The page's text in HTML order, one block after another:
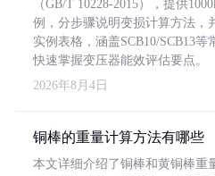
（GB/T 10228-2015），提供
例，分步骤说明变损计算方法，
实例表格，涵盖SCB10/SCB13
快速掌握变压器能效评估要点。
2026年8月4日
铜棒的重量计算方法有哪些
本文详细介绍了铜棒和黄铜棒重